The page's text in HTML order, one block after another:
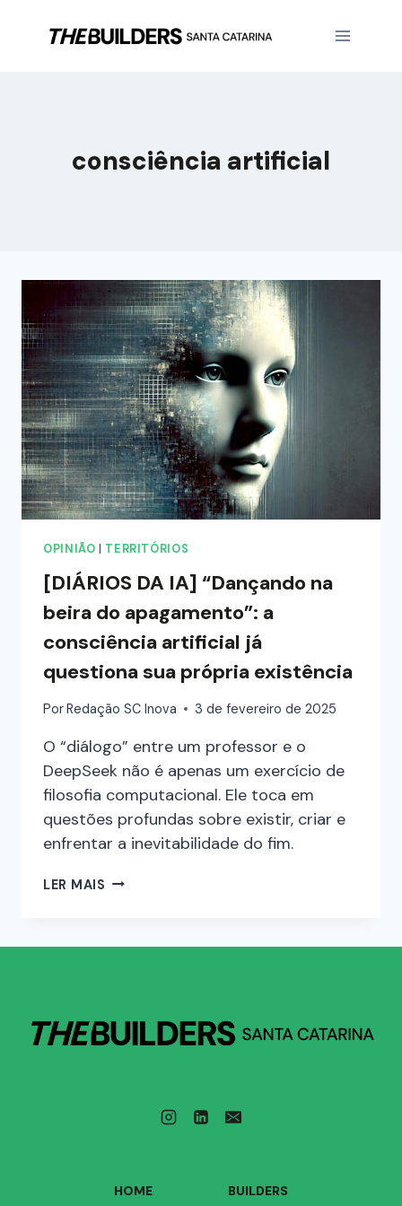
consciência artificial
OPINIÃO TERRITÓRIOS
[DIÁRIOS DA IA] “Dançando na
beira do apagamento”: a
consciência artificial já
questiona sua própria existência
PorRedação SC Inova 3 de fevereiro de 2025
O “diálogo” entre um professor e o
DeepSeek não é apenas um exercício de
filosofia computacional. Ele toca em
questões profundas sobre existir, criar e
enfrentar a inevitabilidade do fim.
LER MAIS
HOME BUILDERS